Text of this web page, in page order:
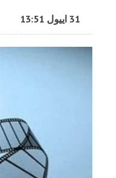
31 اییول 13:51